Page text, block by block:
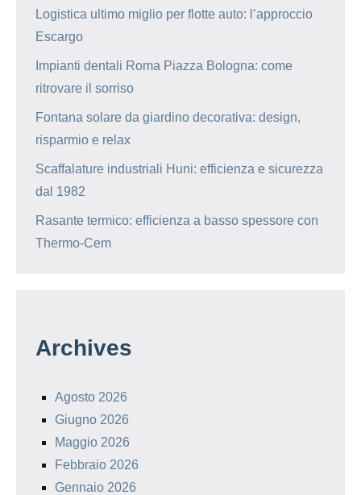
Logistica ultimo miglio per flotte auto: l’approccio
Escargo
Impianti dentali Roma Piazza Bologna: come
ritrovare il sorriso
Fontana solare da giardino decorativa: design,
risparmio e relax
Scaffalature industriali Huni: efficienza e sicurezza
dal 1982
Rasante termico: efficienza a basso spessore con
Thermo-Cem
Archives
Agosto 2026
Giugno 2026
Maggio 2026
Febbraio 2026
Gennaio 2026